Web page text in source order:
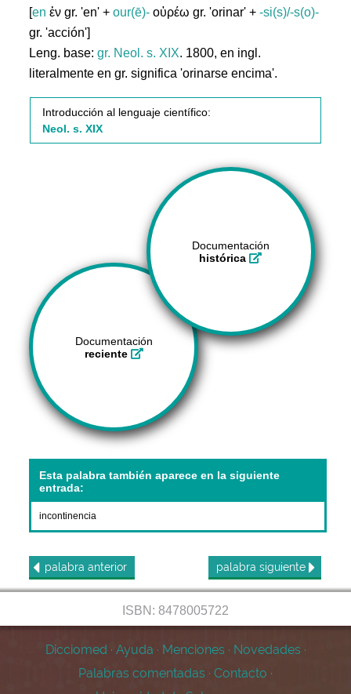
[en ἐν gr. 'en' +our(ē)- οὐρέω gr. 'orinar' +-si(s)/-s(o)-
gr. 'acción']
Leng. base:gr. Neol. s. XIX. 1800, en ingl.
literalmente en gr. significa 'orinarse encima'.
Introducción al lenguaje científico:
Neol. s. XIX
Documentación
histórica
Documentación
reciente
Esta palabra también aparece en la siguiente
entrada:
incontinencia
palabra anterior palabra siguiente
ISBN: 8478005722
Dicciomed · Ayuda · Menciones · Novedades ·
Palabras comentadas · Contacto ·